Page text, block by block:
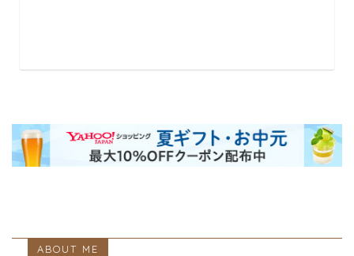
ABOUT ME